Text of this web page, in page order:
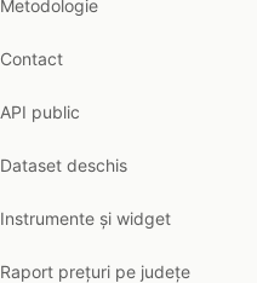
Metodologie
Contact
API public
Dataset deschis
Instrumente și widget
Raport prețuri pe județe